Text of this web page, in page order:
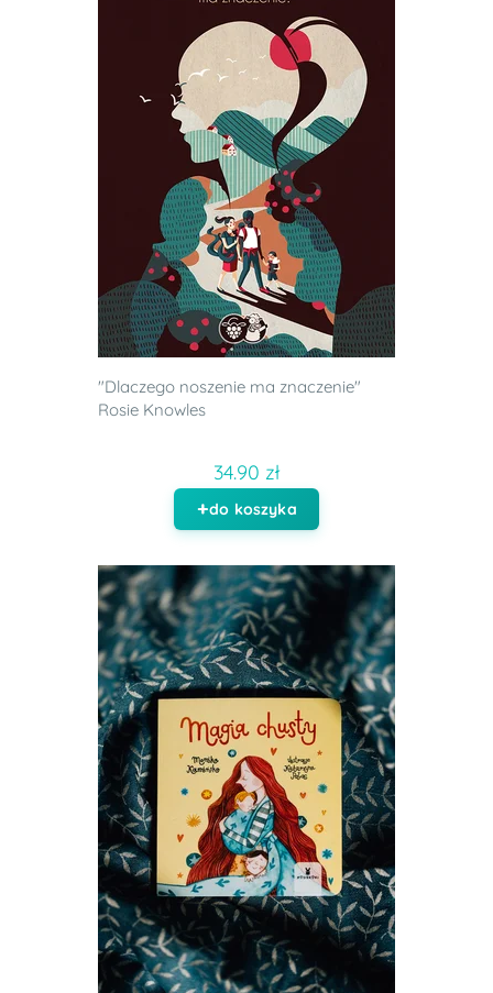
"Dlaczego noszenie ma znaczenie"
Rosie Knowles
34.90 zł
do koszyka